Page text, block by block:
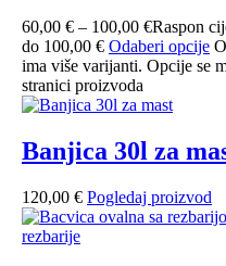
60,00 € – 100,00 €Raspon
do 100,00 € Odaberi opcije
ima više varijanti. Opcije se
stranici proizvoda
Banjica 30l za
120,00 € Pogledaj proizvod